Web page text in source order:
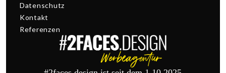
Datenschutz
Kontakt
Referenzen